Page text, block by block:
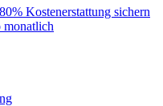
Kostenerstattung sichern